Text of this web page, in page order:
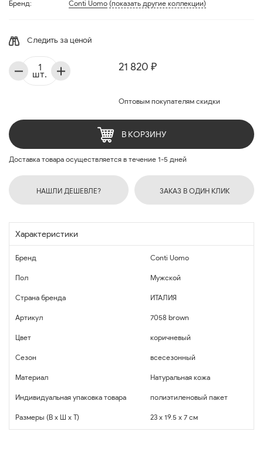
Бренд:
Conti Uomo (показать другие коллекции)
Следить за ценой
21 820 ₽
Оптовым покупателям скидки
шт.
В КОРЗИНУ
Доставка товара осуществляется в течение 1-5 дней
НАШЛИ ДЕШЕВЛЕ? ЗАКАЗ В ОДИН КЛИК
Характеристики
Бренд Conti Uomo
Пол Мужской
Страна бренда ИТАЛИЯ
Артикул 7058 brown
Цвет коричневый
Сезон всесезонный
Материал Натуральная кожа
Индивидуальная упаковка товара полиэтиленовый пакет
Размеры (В x Ш x Т) 23 x 19.5 x 7 см